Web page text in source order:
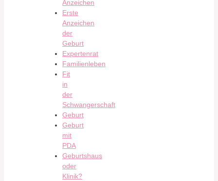
Anzeichen
Erste
Anzeichen
der
Geburt
Expertenrat
Familienleben
Fit
in
der
Schwangerschaft
Geburt
Geburt
mit
PDA
Geburtshaus
oder
Klinik?